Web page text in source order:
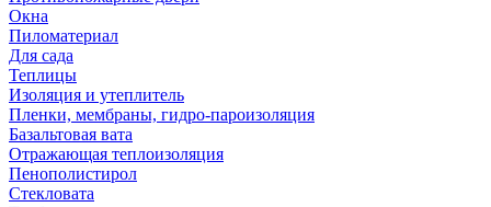
Окна
Пиломатериал
Для сада
Теплицы
Изоляция и утеплитель
Пленки, мембраны, гидро-пароизоляция
Базальтовая вата
Отражающая теплоизоляция
Пенополистирол
Стекловата